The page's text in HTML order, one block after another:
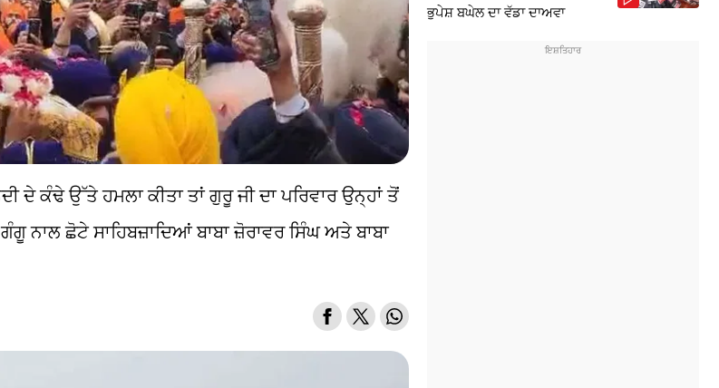
ਦੇ ਕੰਢੇ ਉੱਤੇ ਹਮਲਾ ਕੀਤਾ ਤਾਂ ਗੁਰੂ ਜੀ ਦਾ ਪਰਿਵਾਰ ਉਨ੍ਹਾਂ ਤੋਂ
ਛੋਟੇ ਸਾਹਿਬਜ਼ਾਦਿਆਂ ਬਾਬਾ ਜ਼ੋਰਾਵਰ ਸਿੰਘ ਅਤੇ ਬਾਬਾ
ਭੁਪੇਸ਼ ਬਘੇਲ ਦਾ ਵੱਡਾ ਦਾਅਵਾ